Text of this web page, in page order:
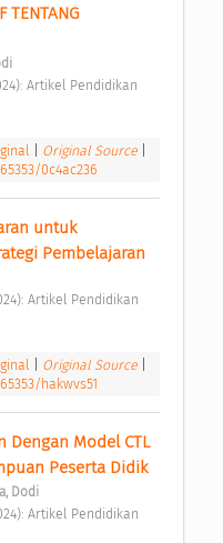
TENTANG
Original Source
0c4ac236
untuk
Pembelajaran
Original Source
hakwvs51
Model CTL
Peserta Didik
Dodi